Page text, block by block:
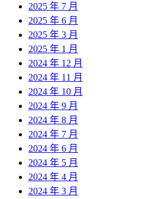
2025 年 7 月
2025 年 6 月
2025 年 3 月
2025 年 1 月
2024 年 12 月
2024 年 11 月
2024 年 10 月
2024 年 9 月
2024 年 8 月
2024 年 7 月
2024 年 6 月
2024 年 5 月
2024 年 4 月
2024 年 3 月